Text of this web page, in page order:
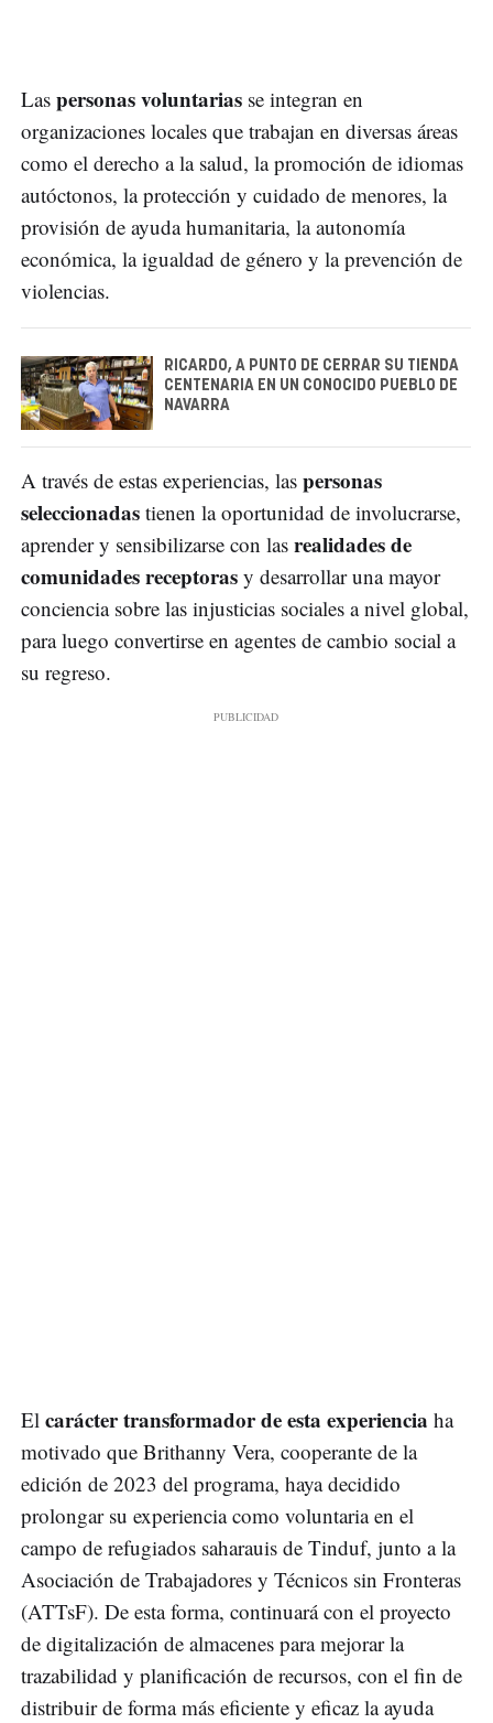
Las personas voluntarias se integran en
organizaciones locales que trabajan en diversas áreas
como el derecho a la salud, la promoción de idiomas
autóctonos, la protección y cuidado de menores, la
provisión de ayuda humanitaria, la autonomía
económica, la igualdad de género y la prevención de
violencias.
RICARDO, A PUNTO DE CERRAR SU TIENDA
CENTENARIA EN UN CONOCIDO PUEBLO DE
NAVARRA
A través de estas experiencias, las personas
seleccionadas tienen la oportunidad de involucrarse,
aprender y sensibilizarse con las realidades de
comunidades receptoras y desarrollar una mayor
conciencia sobre las injusticias sociales a nivel global,
para luego convertirse en agentes de cambio social a
su regreso.
El carácter transformador de esta experiencia ha
motivado que Brithanny Vera, cooperante de la
edición de 2023 del programa, haya decidido
prolongar su experiencia como voluntaria en el
campo de refugiados saharauis de Tinduf, junto a la
Asociación de Trabajadores y Técnicos sin Fronteras
(ATTsF). De esta forma, continuará con el proyecto
de digitalización de almacenes para mejorar la
trazabilidad y planificación de recursos, con el fin de
distribuir de forma más eficiente y eficaz la ayuda